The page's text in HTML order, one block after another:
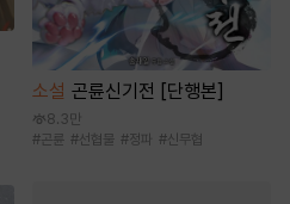
소설 곤륜신기전 [단행본]
8.3만
#곤륜 #선협물 #정파 #신무협